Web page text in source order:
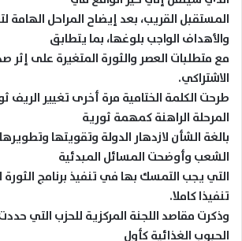
المستقبل القريب، بعد إيضاح المراحل الهامة
والأهداف الواجب بلوغها، بما يتطابق
مع متطلبات العصر والثورة المتغيرة على إثر
الاشتراكي.
طرحت الكلمة الختامية مرة أخرى تغيير الريف
المرحلة الراهنة كمهمة ثورية
بالغة الشأن لازدهار الدولة وتقويتها
الشعب وأوضحت المسائل المبدئية
التي يجب التمسك بها في تنفيذ برنامج الثورة
تنفيذا كاملا.
وذكرت مقاصد اللجنة المركزية للحزب التي
الحبوب الغذائية كأول